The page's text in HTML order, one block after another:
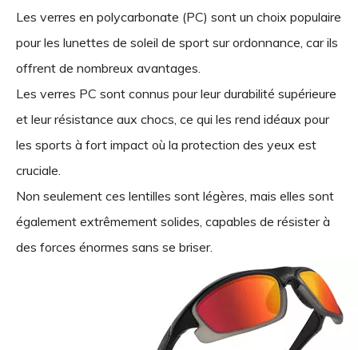
Les verres en polycarbonate (PC) sont un choix populaire
pour les lunettes de soleil de sport sur ordonnance, car ils
offrent de nombreux avantages.
Les verres PC sont connus pour leur durabilité supérieure
et leur résistance aux chocs, ce qui les rend idéaux pour
les sports à fort impact où la protection des yeux est
cruciale.
Non seulement ces lentilles sont légères, mais elles sont
également extrêmement solides, capables de résister à
des forces énormes sans se briser.